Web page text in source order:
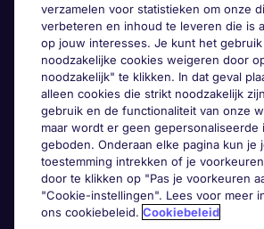
Handige informatie
Onze expertise
Google Rating
verzamelen voor statistieken om onze
verbeteren en inhoud te leveren die is
op jouw interesses. Je kunt het
noodzakelijke cookies weigeren door
noodzakelijk" te klikken. In dat geval
alleen cookies die strikt noodzakelijk
gebruik en de functionaliteit van onze
maar wordt er geen gepersonaliseerde
geboden. Onderaan elke pagina kun je
toestemming intrekken of je
door te klikken op "Pas je voorkeuren
"Cookie-instellingen". Lees voor meer
ons cookiebeleid. Cookiebeleid